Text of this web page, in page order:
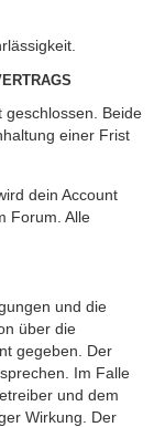
geschlossen. Beide
einer Frist
dein Account
Forum. Alle
und die
über die
gegeben. Der
Im Falle
und dem
Wirkung. Der